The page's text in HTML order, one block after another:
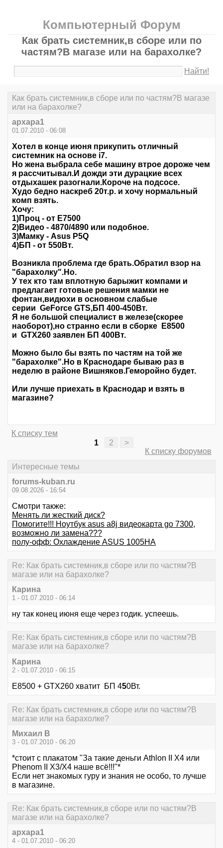
Компьютерный Форум
Как брать системник,в сборе или по
частям?В магазе или на барахолке?
Найти!
Как брать системник,в сборе или по частям?В магазе
или на барахолке?
архара1
01.07.2010 - 06:08
Хотел в конце июня прикупить отличный
системник на основе i7.
Но жена выбрала себе машину втрое дороже чем
я рассчитывал.И дожди эти дурацкие всех
отдыхашек разогнали.Короче на подсосе.
Худо бедно наскреб 20т.р. и хочу нормальный
комп взять.
Хочу:
1)Проц - от Е7500
2)Видео - 4870/4890 или подобное.
3)Мамку - Asus P5Q
4)БП - от 550Вт.
Возникла проблема где брать.Обратил взор на
"барахолку".Но.
У тех кто там вплотную барыжит компами и
предлагает готовые решения мамки не
фонтан,видюхи в основном слабые
серии GeForce GTS,БП 400-450Вт.
Я не большой специалист в железе(скорее
наоборот),но странно если в сборке Е8500
и GTХ260 заявлен БП 400Вт.
Можно было бы взять по частям на той же
"барахолке".Но в Краснодаре бываю раз в
неделю в районе Вишняков.Геморойно будет.
Или лучше приехать в Краснодар и взять в
магазине?
К списку тем
1
2
>
К списку форумов
Интересные темы
forums-kuban.ru
09.08.2026 - 16:54
Смотри также:
Менять ли жесткий диск?
Помогите!!! Ноутбук asus a8j видеокарта go 7300,
возможно ли замена???
полу-офф: Охлаждение ASUS 1005HA
Re: Как брать системник,в сборе или по частям?В
магазе или на барахолке?
Карина
1 - 01.07.2010 - 06:14
ну так конец июня еще через годик. успеешь.
Re: Как брать системник,в сборе или по частям?В
магазе или на барахолке?
Карина
2 - 01.07.2010 - 06:15
Е8500 + GTХ260 хватит БП 450Вт.
Re: Как брать системник,в сборе или по частям?В
магазе или на барахолке?
Михаил В
3 - 01.07.2010 - 06:20
*стоит с плакатом "За такие деньги Athlon II X4 или
Phenom II X3/X4 наше всё!!!"*
Если нет знакомых гуру и знания не особо, то лучше
в магазине.
Re: Как брать системник,в сборе или по частям?В
магазе или на барахолке?
архара1
4 - 01.07.2010 - 06:20